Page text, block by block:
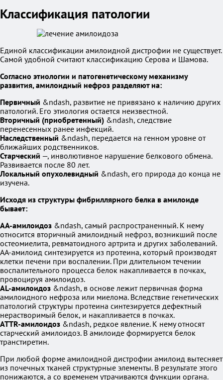
Классификация патологии
Единой классификации амилоидной дистрофии не существует.
Самой удобной считают классификацию Серова и Шамова.
Согласно этиологии и патогенетическому механизму
развития, амилоидный нефроз разделяют на:
Первичный &ndash, развитие не привязано к наличию других
патологий. Его этиология остается неизвестной.
Вторичный (приобретенный) &ndash, следствие
перенесенных ранее инфекций.
Наследственный &ndash, передается на генном уровне от
ближайших родственников.
Старческий —, инволютивное нарушение белкового обмена.
Развивается после 80 лет.
Локальный опухолевидный &ndash, его природа до конца не
изучена.
Исходя из структуры фибриллярного белка в амилоиде
бывает:
АА-амилоидоз &ndash, самый распространенный. К нему
относится вторичный амилоидный нефроз, возникший после
остеомиелита, ревматоидного артрита и других заболеваний.
АА-амилоид синтезируется из протеина, который производят
клетки печени при воспалении. При длительном течении
воспалительного процесса белок накапливается в почках,
провоцируя амилоидоз.
AL-амилоидоз &ndash, в основе лежит первичная форма
амилоидного нефроза или миелома. Вследствие генетических
патологий структуры протеина синтезируется дефектный
нерастворимый белок, и накапливается в почках.
ATTR-амилоидоз &ndash, редкое явление. К нему относят
старческий амилоидоз. В амилоиде формируется белок
транстиретин.
При любой форме амилоидной дистрофии амилоид вытесняет
из почечных тканей структурные элементы. В результате этого
понижаются, а со временем утрачиваются функции органа.